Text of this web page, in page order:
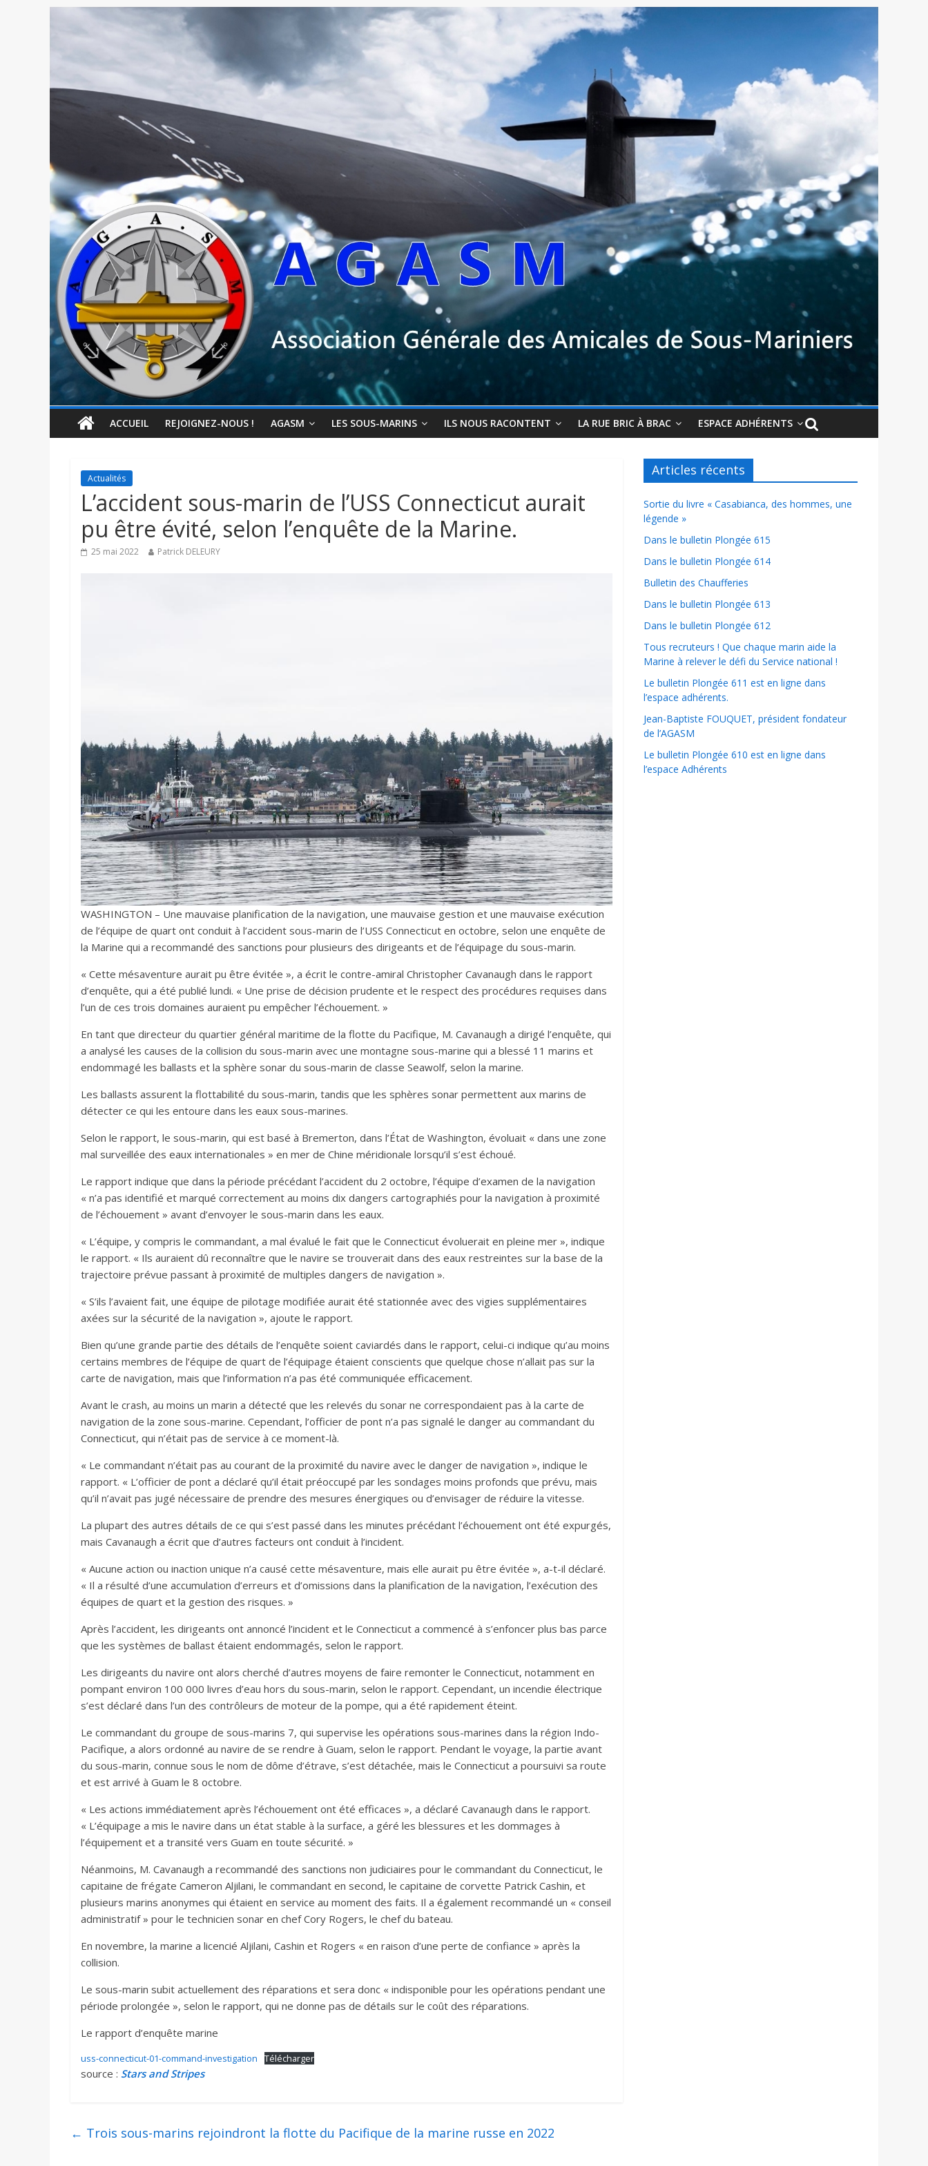
ACCUEIL REJOIGNEZ-NOUS ! AGASM LES SOUS-MARINS ILS NOUS RACONTENT LA RUE BRIC À BRAC ESPACE ADHÉRENTS
Actualités
L’accident sous-marin de l’USS Connecticut aurait
pu être évité, selon l’enquête de la Marine.
25 mai 2022 Patrick DELEURY
WASHINGTON – Une mauvaise planification de la navigation, une mauvaise gestion et une mauvaise exécution
de l’équipe de quart ont conduit à l’accident sous-marin de l’USS Connecticut en octobre, selon une enquête de
la Marine qui a recommandé des sanctions pour plusieurs des dirigeants et de l’équipage du sous-marin.
« Cette mésaventure aurait pu être évitée », a écrit le contre-amiral Christopher Cavanaugh dans le rapport
d’enquête, qui a été publié lundi. « Une prise de décision prudente et le respect des procédures requises dans
l’un de ces trois domaines auraient pu empêcher l’échouement. »
En tant que directeur du quartier général maritime de la flotte du Pacifique, M. Cavanaugh a dirigé l’enquête, qui
a analysé les causes de la collision du sous-marin avec une montagne sous-marine qui a blessé 11 marins et
endommagé les ballasts et la sphère sonar du sous-marin de classe Seawolf, selon la marine.
Les ballasts assurent la flottabilité du sous-marin, tandis que les sphères sonar permettent aux marins de
détecter ce qui les entoure dans les eaux sous-marines.
Selon le rapport, le sous-marin, qui est basé à Bremerton, dans l’État de Washington, évoluait « dans une zone
mal surveillée des eaux internationales » en mer de Chine méridionale lorsqu’il s’est échoué.
Le rapport indique que dans la période précédant l’accident du 2 octobre, l’équipe d’examen de la navigation
« n’a pas identifié et marqué correctement au moins dix dangers cartographiés pour la navigation à proximité
de l’échouement » avant d’envoyer le sous-marin dans les eaux.
« L’équipe, y compris le commandant, a mal évalué le fait que le Connecticut évoluerait en pleine mer », indique
le rapport. « Ils auraient dû reconnaître que le navire se trouverait dans des eaux restreintes sur la base de la
trajectoire prévue passant à proximité de multiples dangers de navigation ».
« S’ils l’avaient fait, une équipe de pilotage modifiée aurait été stationnée avec des vigies supplémentaires
axées sur la sécurité de la navigation », ajoute le rapport.
Bien qu’une grande partie des détails de l’enquête soient caviardés dans le rapport, celui-ci indique qu’au moins
certains membres de l’équipe de quart de l’équipage étaient conscients que quelque chose n’allait pas sur la
carte de navigation, mais que l’information n’a pas été communiquée efficacement.
Avant le crash, au moins un marin a détecté que les relevés du sonar ne correspondaient pas à la carte de
navigation de la zone sous-marine. Cependant, l’officier de pont n’a pas signalé le danger au commandant du
Connecticut, qui n’était pas de service à ce moment-là.
« Le commandant n’était pas au courant de la proximité du navire avec le danger de navigation », indique le
rapport. « L’officier de pont a déclaré qu’il était préoccupé par les sondages moins profonds que prévu, mais
qu’il n’avait pas jugé nécessaire de prendre des mesures énergiques ou d’envisager de réduire la vitesse.
La plupart des autres détails de ce qui s’est passé dans les minutes précédant l’échouement ont été expurgés,
mais Cavanaugh a écrit que d’autres facteurs ont conduit à l’incident.
« Aucune action ou inaction unique n’a causé cette mésaventure, mais elle aurait pu être évitée », a-t-il déclaré.
« Il a résulté d’une accumulation d’erreurs et d’omissions dans la planification de la navigation, l’exécution des
équipes de quart et la gestion des risques. »
Après l’accident, les dirigeants ont annoncé l’incident et le Connecticut a commencé à s’enfoncer plus bas parce
que les systèmes de ballast étaient endommagés, selon le rapport.
Les dirigeants du navire ont alors cherché d’autres moyens de faire remonter le Connecticut, notamment en
pompant environ 100 000 livres d’eau hors du sous-marin, selon le rapport. Cependant, un incendie électrique
s’est déclaré dans l’un des contrôleurs de moteur de la pompe, qui a été rapidement éteint.
Le commandant du groupe de sous-marins 7, qui supervise les opérations sous-marines dans la région Indo-
Pacifique, a alors ordonné au navire de se rendre à Guam, selon le rapport. Pendant le voyage, la partie avant
du sous-marin, connue sous le nom de dôme d’étrave, s’est détachée, mais le Connecticut a poursuivi sa route
et est arrivé à Guam le 8 octobre.
« Les actions immédiatement après l’échouement ont été efficaces », a déclaré Cavanaugh dans le rapport.
« L’équipage a mis le navire dans un état stable à la surface, a géré les blessures et les dommages à
l’équipement et a transité vers Guam en toute sécurité. »
Néanmoins, M. Cavanaugh a recommandé des sanctions non judiciaires pour le commandant du Connecticut, le
capitaine de frégate Cameron Aljilani, le commandant en second, le capitaine de corvette Patrick Cashin, et
plusieurs marins anonymes qui étaient en service au moment des faits. Il a également recommandé un « conseil
administratif » pour le technicien sonar en chef Cory Rogers, le chef du bateau.
En novembre, la marine a licencié Aljilani, Cashin et Rogers « en raison d’une perte de confiance » après la
collision.
Le sous-marin subit actuellement des réparations et sera donc « indisponible pour les opérations pendant une
période prolongée », selon le rapport, qui ne donne pas de détails sur le coût des réparations.
Le rapport d’enquête marine
uss-connecticut-01-command-investigation Télécharger
source : Stars and Stripes
← Trois sous-marins rejoindront la flotte du Pacifique de la marine russe en 2022
Articles récents
Sortie du livre « Casabianca, des hommes, une
légende »
Dans le bulletin Plongée 615
Dans le bulletin Plongée 614
Bulletin des Chaufferies
Dans le bulletin Plongée 613
Dans le bulletin Plongée 612
Tous recruteurs ! Que chaque marin aide la
Marine à relever le défi du Service national !
Le bulletin Plongée 611 est en ligne dans
l’espace adhérents.
Jean-Baptiste FOUQUET, président fondateur
de l’AGASM
Le bulletin Plongée 610 est en ligne dans
l’espace Adhérents